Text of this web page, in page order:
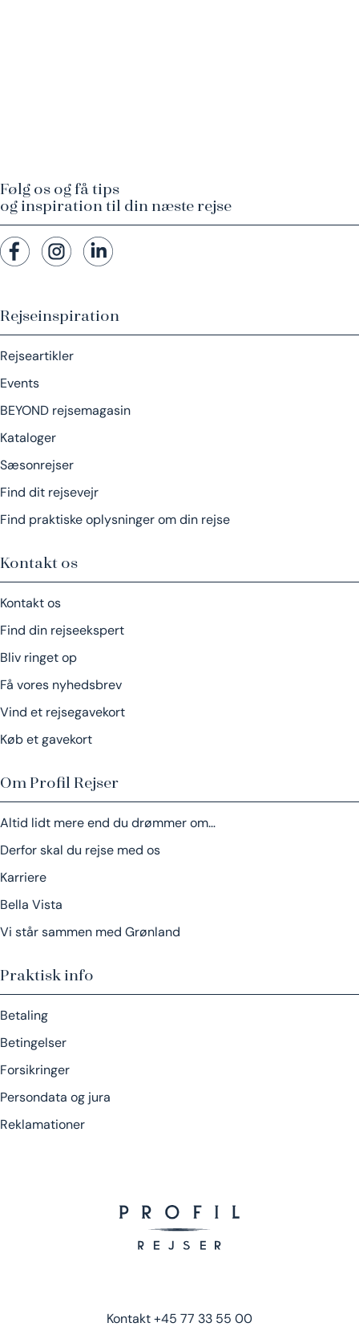
Rejseinspiration
Rejseartikler
Events
BEYOND rejsemagasin
Kataloger
Sæsonrejser
Find dit rejsevejr
Find praktiske oplysninger om din rejse
Kontakt os
Kontakt os
Find din rejseekspert
Bliv ringet op
Få vores nyhedsbrev
Vind et rejsegavekort
Køb et gavekort
Om Profil Rejser
Altid lidt mere end du drømmer om…
Derfor skal du rejse med os
Karriere
Bella Vista
Vi står sammen med Grønland
Praktisk info
Betaling
Betingelser
Forsikringer
Persondata og jura
Reklamationer
Følg os og få tips
og inspiration til din næste rejse
Kontakt+45 77 33 55 00